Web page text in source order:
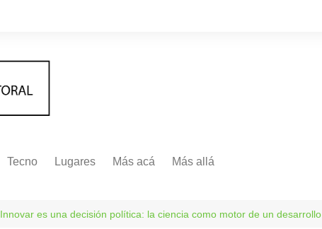
Tecno Lugares Más acá Más allá
Internacionales Más allá
Innovar es una decisión política: la ciencia como motor de un